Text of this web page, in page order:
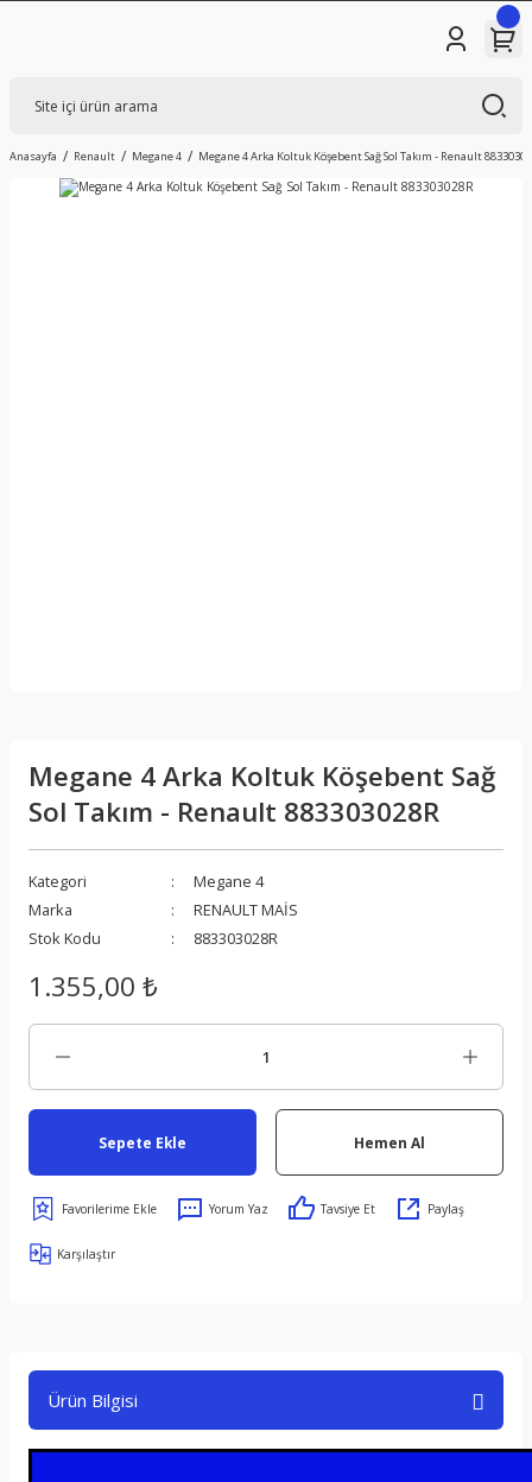
Anasayfa Renault Megane 4 Megane 4 Arka Koltuk Köşebent Sağ Sol Takım - Renault
Megane 4 Arka Koltuk Köşebent Sağ
Sol Takım - Renault 883303028R
Kategori
Megane 4
Marka
RENAULT MAİS
Stok Kodu
883303028R
1.355,00 ₺
Sepete Ekle Hemen Al
Yorum Yaz Tavsiye Et Paylaş
Karşılaştır
Ürün Bilgisi